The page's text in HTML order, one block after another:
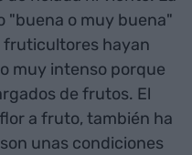
"buena o muy buena"
fruticultores hayan
muy intenso porque
de frutos. El
a fruto, también ha
unas condiciones